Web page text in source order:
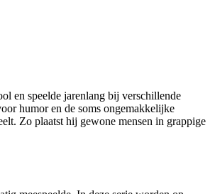
humor en de soms ongemakkelijke
Zo plaatst hij gewone mensen in grappige